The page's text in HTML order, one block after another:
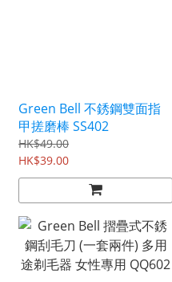
Green Bell 不銹鋼雙面指
甲搓磨棒 SS402
HK$49.00
HK$39.00